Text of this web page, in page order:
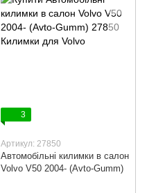
3
Артикул: 27850
Автомобільні килимки в салон
Volvo V50 2004- (Avto-Gumm)